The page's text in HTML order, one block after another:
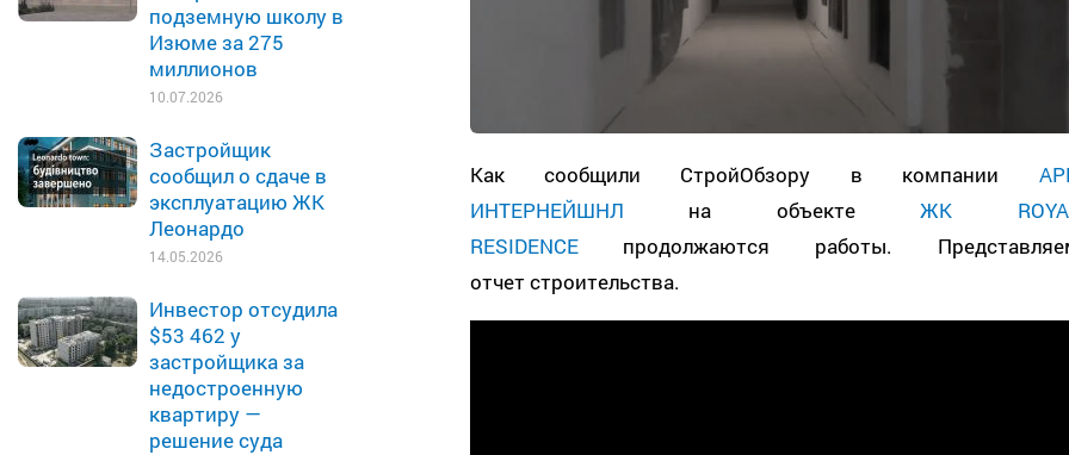
подземную школу в
Изюме за 275
миллионов
10.07.2026
Застройщик
сообщил о сдаче в
эксплуатацию ЖК
Леонардо
14.05.2026
Инвестор отсудила
$53 462 у
застройщика за
недостроенную
квартиру —
решение суда
Как сообщили СтройОбзору в компании
ИНТЕРНЕЙШНЛ на объекте ЖК
RESIDENCEпродолжаются работы.
отчет строительства.